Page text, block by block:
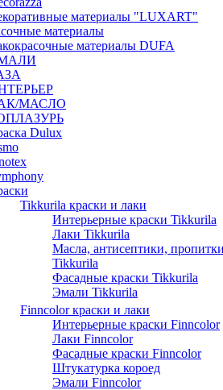
материалы "LUXART"
материалы
материалы DUFA
МАСЛО
Dulux
Tikkurila краски и лаки
Интерьерные краски Tikkurila
Лаки Tikkurila
Масла, антисептики, пропитки
Tikkurila
Фасадные краски Tikkurila
Эмали Tikkurila
Finncolor краски и лаки
Интерьерные краски Finncolor
Лаки Finncolor
Фасадные краски Finncolor
Штукатурка короед
Эмали Finncolor